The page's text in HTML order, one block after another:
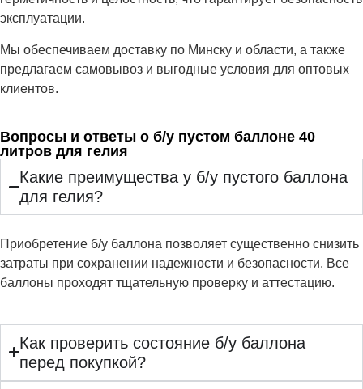
эксплуатации.
Мы обеспечиваем доставку по Минску и области, а также
предлагаем самовывоз и выгодные условия для оптовых
клиентов.
Вопросы и ответы о б/у пустом баллоне 40
литров для гелия
Какие преимущества у б/у пустого баллона
для гелия?
Приобретение б/у баллона позволяет существенно снизить
затраты при сохранении надежности и безопасности. Все
баллоны проходят тщательную проверку и аттестацию.
Как проверить состояние б/у баллона
перед покупкой?